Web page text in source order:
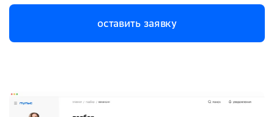
оставить заявку